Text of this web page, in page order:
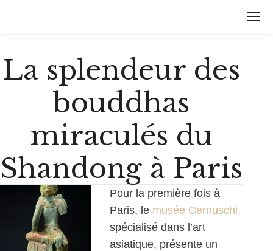
La splendeur des
bouddhas
miraculés du
Shandong à Paris
Pour la première fois à
Paris, le musée Cernuschi,
spécialisé dans l’art
asiatique, présente un